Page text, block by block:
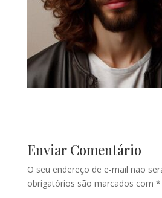
Enviar Comentário
O seu endereço de e-mail não
obrigatórios são marcados com *